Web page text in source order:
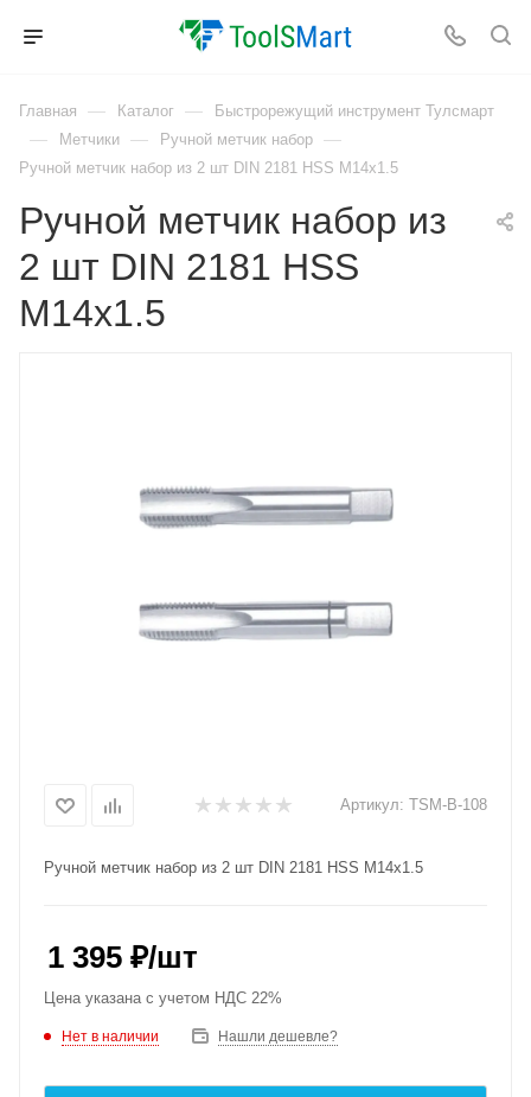
Главная — Каталог — Быстрорежущий инструмент Тулсмарт
— Метчики — Ручной метчик набор —
Ручной метчик набор из 2 шт DIN 2181 HSS M14x1.5
Ручной метчик набор из
2 шт DIN 2181 HSS
M14x1.5
Артикул: TSM-B-108
Ручной метчик набор из 2 шт DIN 2181 HSS M14x1.5
1 395 ₽/шт
Цена указана с учетом НДС 22%
Нет в наличии Нашли дешевле?